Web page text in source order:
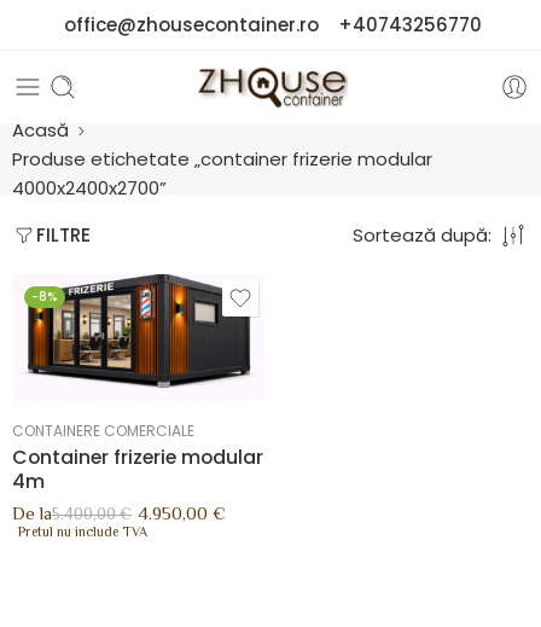
office@zhousecontainer.ro +40743256770
Acasă
Produse etichetate „container frizerie modular
4000x2400x2700”
FILTRE
Sortează după:
-8%
CONTAINERE COMERCIALE
Container frizerie modular
4m
De la5.400,00€ 4.950,00 €
Pretul nu include TVA